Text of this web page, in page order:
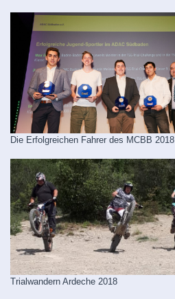
Die Erfolgreichen Fahrer des MCBB 2018
Trialwandern Ardeche 2018